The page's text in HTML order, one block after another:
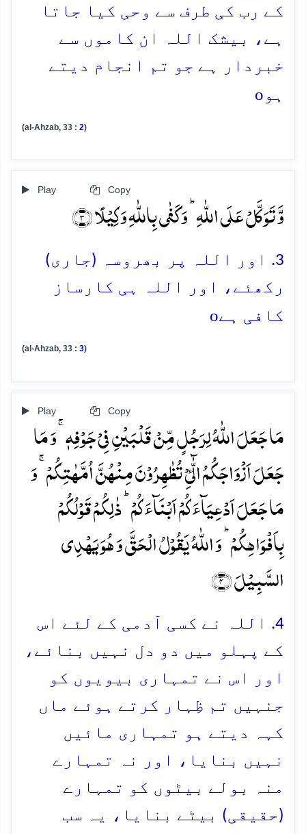
کے رب کی طرف سے وحی کیا جاتا
ہے، بیشک اللہ ان کاموں سے
خبردار ہے جو تم انجام دیتے
ہو o
(al-Ahzab, 33 : 2)
Play Copy
وَّ تَوَکَّلۡ عَلَی اللّٰہِ ؕ وَ کَفٰی بِاللّٰہِ وَکِیۡلًا ﴿۳﴾
3. اور اللہ پر بھروسہ (جاری)
رکھئے، اور اللہ ہی کارساز
کافی ہےo
(al-Ahzab, 33 : 3)
Play Copy
مَا جَعَلَ اللّٰہُ لِرَجُلٍ مِّنۡ قَلۡبَیۡنِ فِیۡ جَوۡفِہٖ ۚ وَ مَا
جَعَلَ اَزۡوَاجَکُمُ الّٰٓیِٴۡ تُظٰہِرُوۡنَ مِنۡہُنَّ اُمَّہٰتِکُمۡ ۚ وَ
مَا جَعَلَ اَدۡعِیَآءَکُمۡ اَبۡنَآءَکُمۡ ؕ ذٰلِکُمۡ قَوۡلُکُمۡ
بِاَفۡوَاہِکُمۡ ؕ وَ اللّٰہُ یَقُوۡلُ الۡحَقَّ وَ ہُوَ یَہۡدِی
السَّبِیۡلَ ﴿۴﴾
4. اللہ نے کسی آدمی کے لئے اس
کے پہلو میں دو دل نہیں بنائے،
اور اس نے تمہاری بیویوں کو
جنہیں تم ظِہار کرتے ہوئے ماں
کہہ دیتے ہو تمہاری مائیں
نہیں بنایا، اور نہ تمہارے
منہ بولے بیٹوں کو تمہارے
(حقیقی) بیٹے بنایا، یہ سب